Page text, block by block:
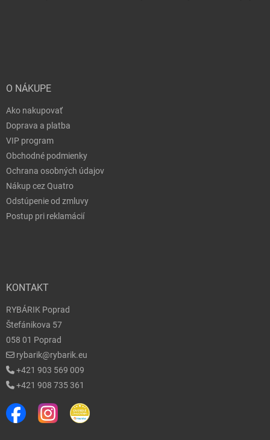
O NÁKUPE
Ako nakupovať
Doprava a platba
VIP program
Obchodné podmienky
Ochrana osobných údajov
Nákup cez Quatro
Odstúpenie od zmluvy
Postup pri reklamácií
KONTAKT
RYBÁRIK Poprad
Štefánikova 57
058 01 Poprad
rybarik@rybarik.eu
+421 903 569 009
+421 908 735 361